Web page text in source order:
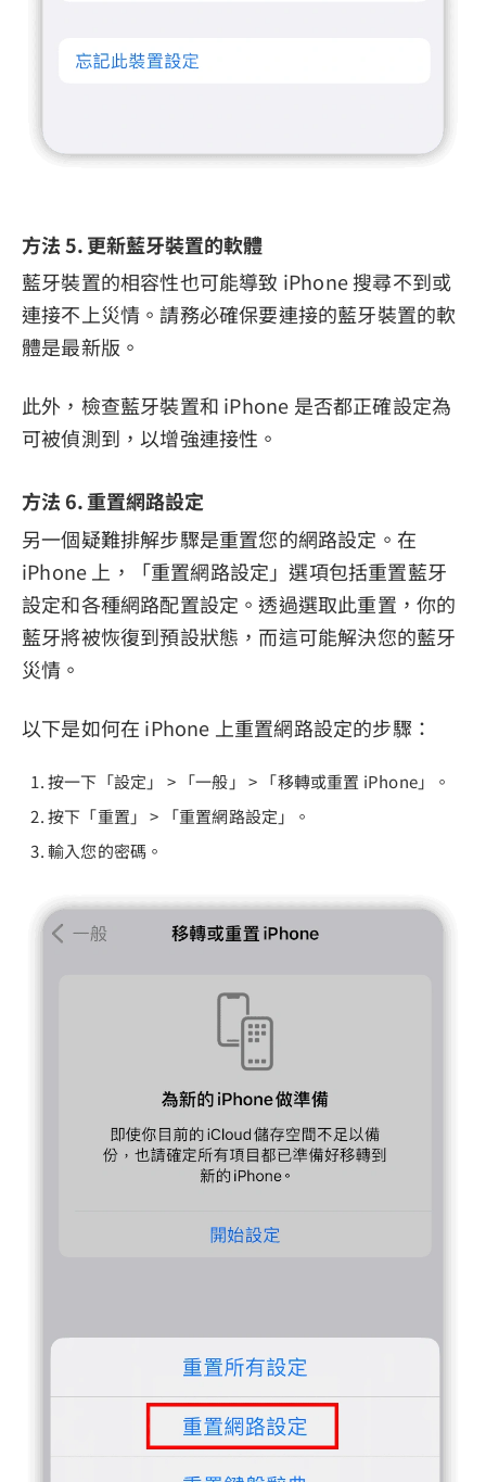
方法 5. 更新藍牙裝置的軟體
藍牙裝置的相容性也可能導致 iPhone 搜尋不到或
連接不上災情。請務必確保要連接的藍牙裝置的軟
體是最新版。
此外，檢查藍牙裝置和 iPhone 是否都正確設定為
可被偵測到，以增強連接性。
方法 6. 重置網路設定
另一個疑難排解步驟是重置您的網路設定。在
iPhone 上，「重置網路設定」選項包括重置藍牙
設定和各種網路配置設定。透過選取此重置，你的
藍牙將被恢復到預設狀態，而這可能解決您的藍牙
災情。
以下是如何在 iPhone 上重置網路設定的步驟：
按一下「設定」 > 「一般」 > 「移轉或重置 iPhone」。
按下「重置」 > 「重置網路設定」。
輸入您的密碼。